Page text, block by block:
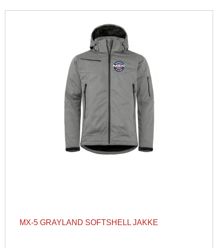
MX-5 GRAYLAND SOFTSHELL JAKKE